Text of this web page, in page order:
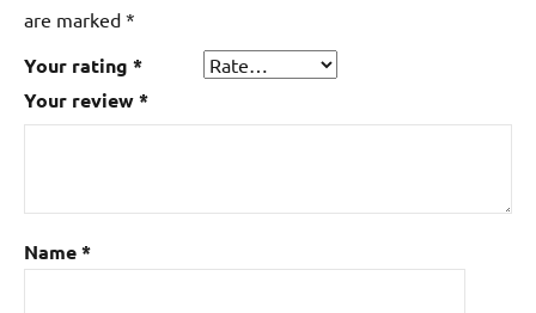
are marked *
Your rating *
Your review*
Name*